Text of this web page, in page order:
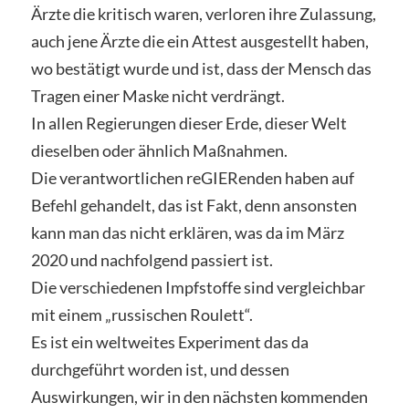
Ärzte die kritisch waren, verloren ihre Zulassung,
auch jene Ärzte die ein Attest ausgestellt haben,
wo bestätigt wurde und ist, dass der Mensch das
Tragen einer Maske nicht verdrängt.
In allen Regierungen dieser Erde, dieser Welt
dieselben oder ähnlich Maßnahmen.
Die verantwortlichen reGIERenden haben auf
Befehl gehandelt, das ist Fakt, denn ansonsten
kann man das nicht erklären, was da im März
2020 und nachfolgend passiert ist.
Die verschiedenen Impfstoffe sind vergleichbar
mit einem „russischen Roulett“.
Es ist ein weltweites Experiment das da
durchgeführt worden ist, und dessen
Auswirkungen, wir in den nächsten kommenden